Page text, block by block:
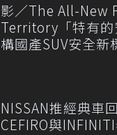
影／The All-New
Territory「特有的
構國產SUV安全新
NISSAN推經典車
CEFIRO與